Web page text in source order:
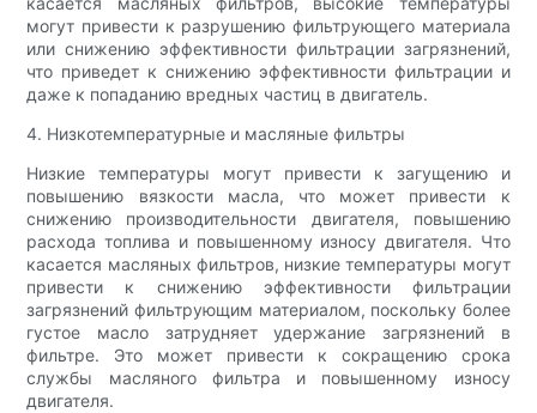
могут привести к разрушению фильтрующего материала
или снижению эффективности фильтрации загрязнений,
что приведет к снижению эффективности фильтрации и
даже к попаданию вредных частиц в двигатель.
4. Низкотемпературные и масляные фильтры
Низкие температуры могут привести к загущению и
повышению вязкости масла, что может привести к
снижению производительности двигателя, повышению
расхода топлива и повышенному износу двигателя. Что
касается масляных фильтров, низкие температуры могут
привести к снижению эффективности фильтрации
загрязнений фильтрующим материалом, поскольку более
густое масло затрудняет удержание загрязнений в
фильтре. Это может привести к сокращению срока
службы масляного фильтра и повышенному износу
двигателя.